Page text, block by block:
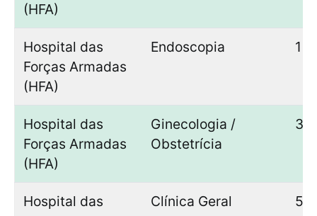
(HFA)
Hospital das
Forças Armadas
(HFA)
Endoscopia 1
Hospital das
Forças Armadas
(HFA)
Ginecologia /
Obstetrícia
3
Hospital das
Clínica Geral 5